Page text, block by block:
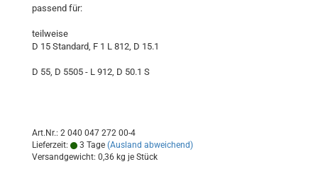
passend für:
teilweise
D 15 Standard, F 1 L 812, D 15.1
D 55, D 5505 - L 912, D 50.1 S
Art.Nr.: 2 040 047 272 00-4
Lieferzeit:
3 Tage (Ausland abweichend)
Versandgewicht: 0,36 kg je Stück